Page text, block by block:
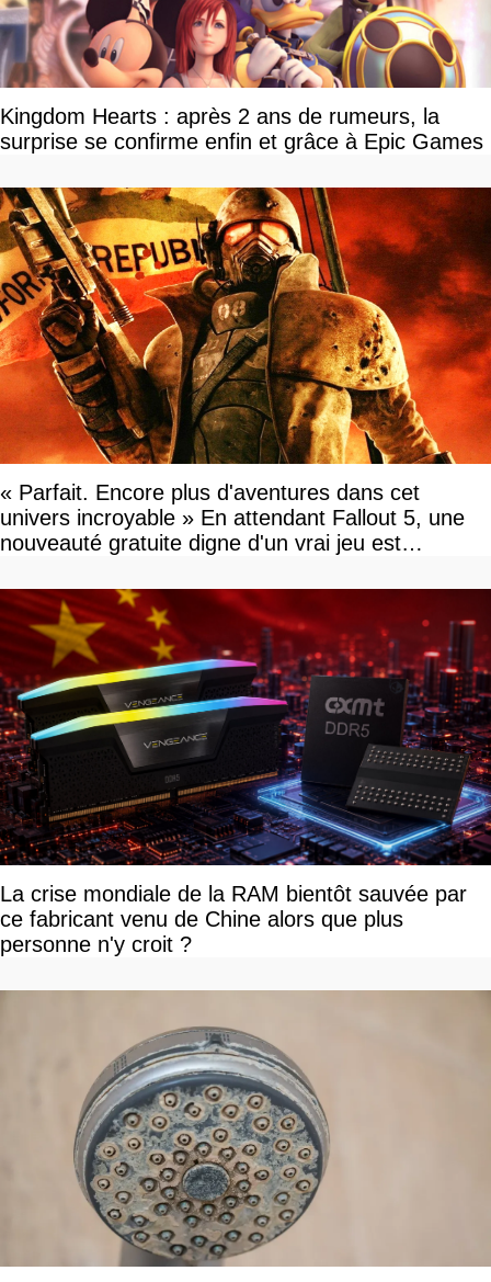
Kingdom Hearts : après 2 ans de rumeurs, la
surprise se confirme enfin et grâce à Epic Games
« Parfait. Encore plus d'aventures dans cet
univers incroyable » En attendant Fallout 5, une
nouveauté gratuite digne d'un vrai jeu est
La crise mondiale de la RAM bientôt sauvée par
ce fabricant venu de Chine alors que plus
personne n'y croit ?